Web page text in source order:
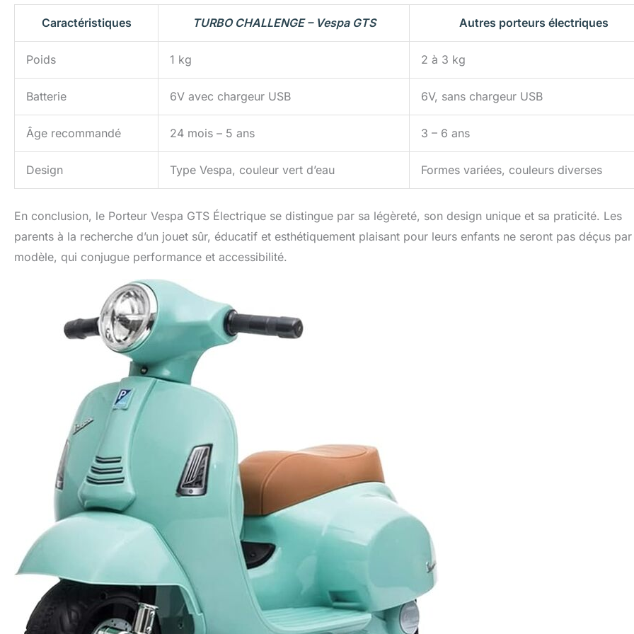
Caractéristiques TURBO CHALLENGE – Vespa GTS Autres porteurs électriques
Poids 1 kg 2 à 3 kg
Batterie 6V avec chargeur USB 6V, sans chargeur USB
Âge recommandé 24 mois – 5 ans 3 – 6 ans
Design Type Vespa, couleur vert d’eau Formes variées, couleurs diverses
En conclusion, le Porteur Vespa GTS Électrique se distingue par sa légèreté, son design unique et sa praticité. Les
parents à la recherche d’un jouet sûr, éducatif et esthétiquement plaisant pour leurs enfants ne seront pas déçus
modèle, qui conjugue performance et accessibilité.